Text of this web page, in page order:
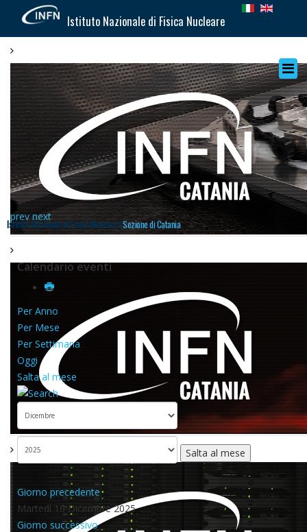
Istituto Nazionale di Fisica Nucleare
prev next
Istituto Nazionale di Fisica Nucleare |Sezione di Catania
Calendario eventi
Per Anno
Per Mese
Per Settimana
Oggi
Salta al mese
Salta al mese
Giorno precedente
Martedì 16 Dicembre 2025
Giorno successivo